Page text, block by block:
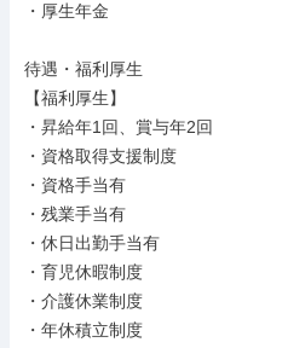
・厚生年金
待遇・福利厚生
【福利厚生】
・昇給年1回、賞与年2回
・資格取得支援制度
・資格手当有
・残業手当有
・休日出勤手当有
・育児休暇制度
・介護休業制度
・年休積立制度